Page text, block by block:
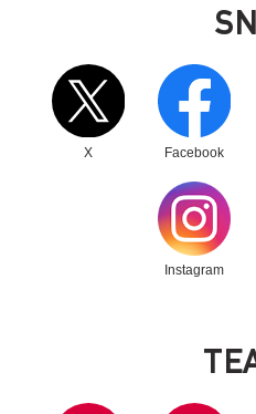
X
別ウィンドウリンク
Facebook
別ウィンドウリン
Instagram
別ウィンドウリン
TE